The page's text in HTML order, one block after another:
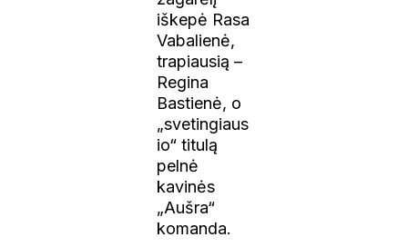
iškepė Rasa
Vabalienė,
trapiausią –
Regina
Bastienė, o
„svetingiaus
io“ titulą
pelnė
kavinės
„Aušra“
komanda.